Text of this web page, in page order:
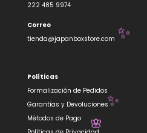
222 485 9974
Correo
tienda@japanboxstore.com
Políticas
Formalización de Pedidos
Garantías y Devoluciones
Métodos de Pago
✨
✨